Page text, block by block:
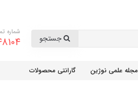
شماره
مجله علمی نوژین گارانتی محصولات